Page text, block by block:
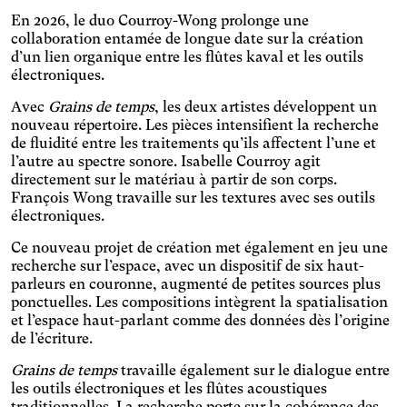
augmente le contraste et
stoppe les contenus
animés.
Modifie la police d'écriture.
Épilepsie photosensible
Stoppe les contenus
animés.
Fatigue visuelle
Adapte la taille des textes,
modifie la police d'écriture,
augmente le contraste et
stoppe les contenus
animés.
Geste imprécis
Agrandit et espace les
zones cliquables.
Lumière bleue
Applique un filtre pour
limiter la quantité de
lumière bleue émise.
Maladie de Parkinson
Agrandit et espace les
zones cliquables.
Maladie de Wilson
Agrandit et espace les
zones cliquables, assombrit
les fonds et éclaircit les
textes.
Migraine ophtalmique
Adapte la taille des textes et
modifie la police d'écriture,
assombrit la couleur du
Malvoyance
En 2026, le duo Courroy-Wong prolonge une
collaboration entamée de longue date sur la création
d’un lien organique entre les flûtes kaval et les outils
électroniques.
Avec Grains de temps, les deux artistes développent un
nouveau répertoire. Les pièces intensifient la recherche
de fluidité entre les traitements qu’ils affectent l’une et
l’autre au spectre sonore. Isabelle Courroy agit
directement sur le matériau à partir de son corps.
François Wong travaille sur les textures avec ses outils
électroniques.
Ce nouveau projet de création met également en jeu une
recherche sur l’espace, avec un dispositif de six haut-
parleurs en couronne, augmenté de petites sources plus
ponctuelles. Les compositions intègrent la spatialisation
et l’espace haut-parlant comme des données dès l’origine
de l’écriture.
Grains de tempstravaille également sur le dialogue entre
les outils électroniques et les flûtes acoustiques